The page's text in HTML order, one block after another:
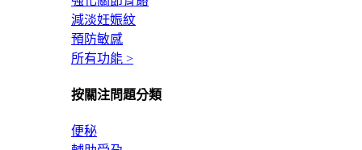
減淡妊娠紋
預防敏感
所有功能 >
按關注問題分類
便秘